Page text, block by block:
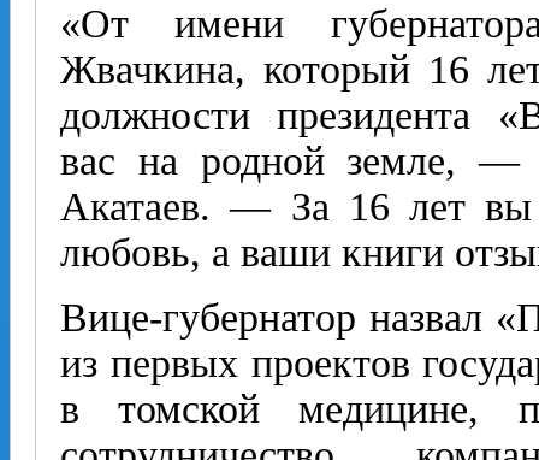
«От имени
Жвачкина, который 16
должности президента
вас на родной земле, —
Акатаев. — За 16 лет вы
любовь, а ваши книги
Вице-губернатор назвал
из первых проектов
в томской медицине,